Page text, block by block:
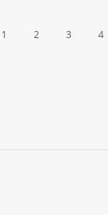
1 2 3 4